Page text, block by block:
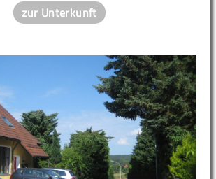
zur Unterkunft